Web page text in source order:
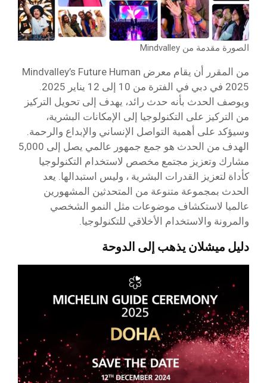
الصورة مقدمة من Mindvalley
من المقرر أن يقام معرض Mindvalley’s Future Human
2025 في دبي في الفترة من 10 إلى 12 يناير 2025.
ويوصف الحدث بأنه حدث رائد، يهدف إلى تحويل التركيز
من التركيز على التكنولوجيا إلى الإمكانات البشرية،
وسيؤكد على أهمية التواصل الإنساني والإبداع والرحمة.
الهدف من الحدث هو جمع جمهور عالمي يصل إلى 5,000
مشارك وتعزيز مجتمع مخصص لاستخدام التكنولوجيا
كأداة لتعزيز القدرات البشرية ، وليس استبدالها. يعد
الحدث بمجموعة متنوعة من المتحدثين المشهورين
عالميا لاستكشاف موضوعات مثل النمو الشخصي
والمرونة والاستخدام الأخلاقي للتكنولوجيا.
دليل ميشلان يذهب إلى الدوحة